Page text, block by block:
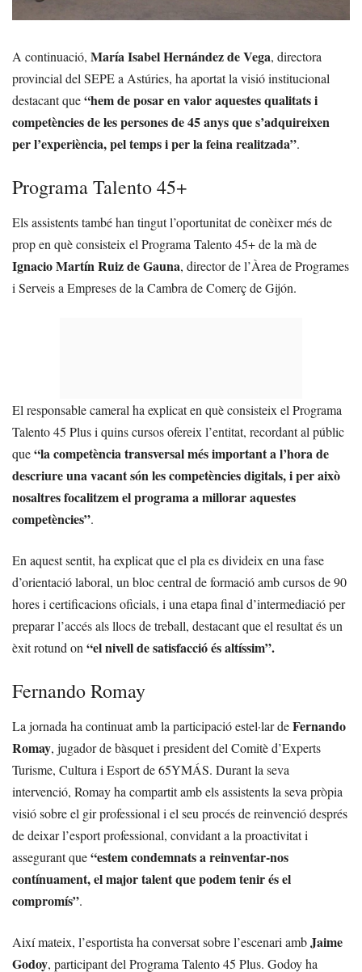
A continuació, María Isabel Hernández de Vega, directora
provincial del SEPE a Astúries, ha aportat la visió institucional
destacant que“hem de posar en valor aquestes qualitats i
competències de les persones de 45 anys que s’adquireixen
per l’experiència, pel temps i per la feina realitzada”.
Programa Talento 45+
Els assistents també han tingut l’oportunitat de conèixer més de
prop en què consisteix el Programa Talento 45+ de la mà de
Ignacio Martín Ruiz de Gauna, director de l’Àrea de Programes
i Serveis a Empreses de la Cambra de Comerç de Gijón.
El responsable cameral ha explicat en què consisteix el Programa
Talento 45 Plus i quins cursos ofereix l’entitat, recordant al públic
que“la competència transversal més important a l’hora de
descriure una vacant són les competències digitals, i per això
nosaltres focalitzem el programa a millorar aquestes
competències”.
En aquest sentit, ha explicat que el pla es divideix en una fase
d’orientació laboral, un bloc central de formació amb cursos de 90
hores i certificacions oficials, i una etapa final d’intermediació per
preparar l’accés als llocs de treball, destacant que el resultat és un
èxit rotund on “el nivell de satisfacció és altíssim”.
Fernando Romay
La jornada ha continuat amb la participació estel·lar deFernando
Romay, jugador de bàsquet i president del Comitè d’Experts
Turisme, Cultura i Esport de 65YMÁS. Durant la seva
intervenció, Romay ha compartit amb els assistents la seva pròpia
visió sobre el gir professional i el seu procés de reinvenció després
de deixar l’esport professional, convidant a la proactivitat i
assegurant que“estem condemnats a reinventar-nos
contínuament, el major talent que podem tenir és el
compromís”.
Així mateix, l’esportista ha conversat sobre l’escenari ambJaime
Godoy, participant del Programa Talento 45 Plus. Godoy ha